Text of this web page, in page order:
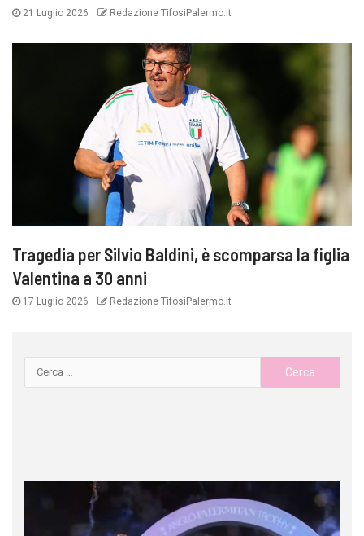
21 Luglio 2026 Redazione TifosiPalermo.it
Tragedia per Silvio Baldini, è scomparsa la figlia
Valentina a 30 anni
17 Luglio 2026 Redazione TifosiPalermo.it